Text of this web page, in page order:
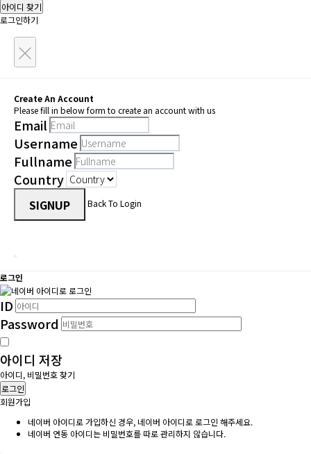
아이디 찾기
로그인하기
×
Create An Account
Please fill in below form to create an account with us
Email
Username
Fullname
Country
SIGNUP Back To Login
로그인
ID
Password
아이디 저장
아이디, 비밀번호 찾기
로그인
회원가입
네이버 아이디로 가입하신 경우, 네이버 아이디로 로그인 해주세요.
네이버 연동 아이디는 비밀번호를 따로 관리하지 않습니다.